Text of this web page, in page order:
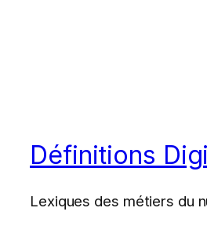
Définitions
Lexiques des métiers du